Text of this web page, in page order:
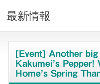
最新情報
[Event] Another
Kakumei’s
Home’s Spring